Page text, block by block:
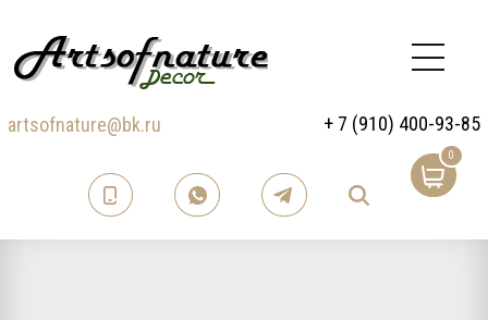
artsofnature@bk.ru + 7 (910) 400-93-85
0